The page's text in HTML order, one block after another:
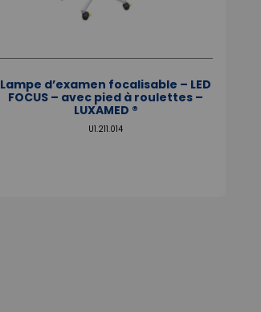
Lampe d’examen focalisable – LED
FOCUS – avec pied à roulettes –
LUXAMED ®
U1.211.014